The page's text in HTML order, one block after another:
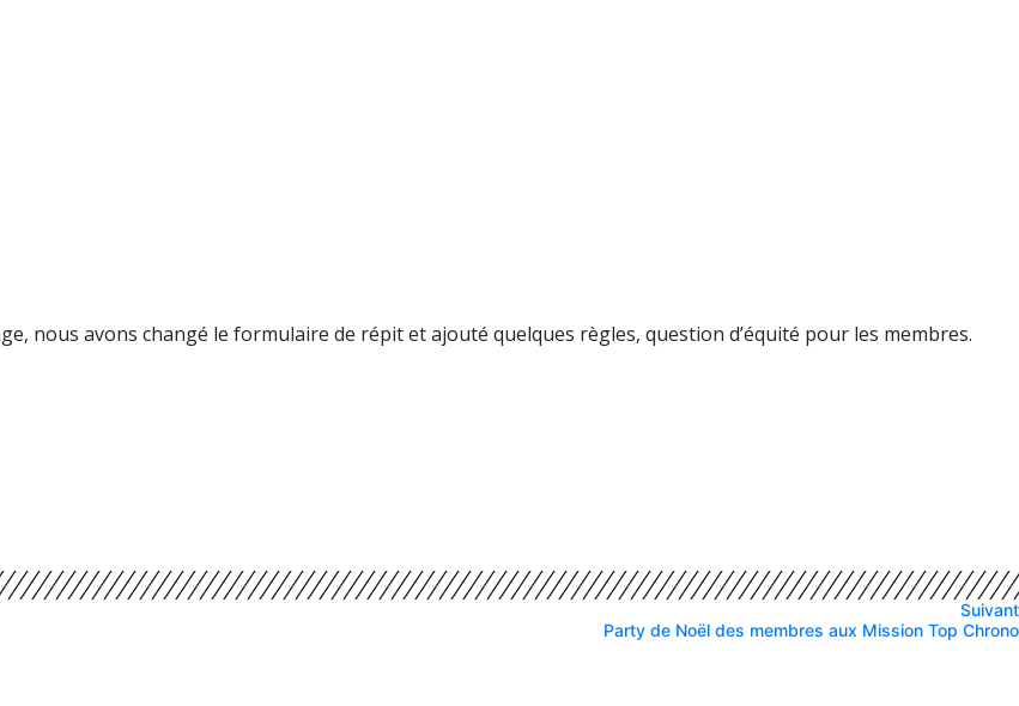
nous avons changé le formulaire de répit et ajouté quelques règles, question d’équité pour les membres.
Suivant
Party de Noël des membres aux Mission Top Chrono